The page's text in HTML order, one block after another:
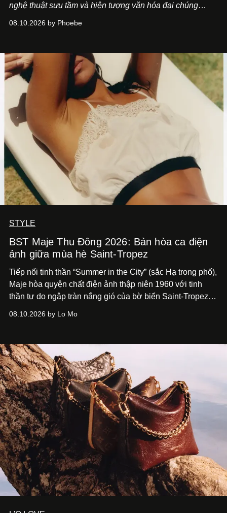
nghệ thuật sưu tầm và hiện tượng văn hóa đại chúng
08.10.2026 by Phoebe
STYLE
BST Maje Thu Đông 2026: Bản hòa ca điện
ảnh giữa mùa hè Saint-Tropez
Tiếp nối tinh thần “Summer in the City” (sắc Hạ trong phố),
Maje hòa quyện chất điện ảnh thập niên 1960 với tinh
thần tự do ngập tràn nắng gió của bờ biển Saint-Tropez,
08.10.2026 by Lo Mo